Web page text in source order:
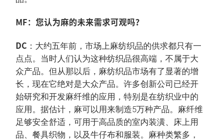
MF：您认为麻的未来需求可观吗？
DC ：大约五年前，市场上麻纺织品的供求都只有一
点点。当时人们认为这种纺织品很高端，不属于大
众产品。但从那以后，麻纺织品市场有了显著的增
长，现在它绝对是大众产品。许多创新公司已经开
始研究和开发麻纤维的应用，特别是在纺织业中的
应用。据估计，麻可以用来制造5万种产品。麻纤维
足够安全舒适，可用于高品质的室内装潢、床上用
品、餐具织物，以及牛仔布和服装。麻种类繁多，